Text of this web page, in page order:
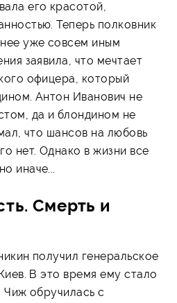
его красотой,
Теперь полковник
уже совсем иным
заявила, что мечтает
офицера, который
Антон Иванович не
да и блондином не
что шансов на любовь
нет. Однако в жизни все
иначе...
Смерть и
получил генеральское
В это время ему стало
Чиж обручилась с